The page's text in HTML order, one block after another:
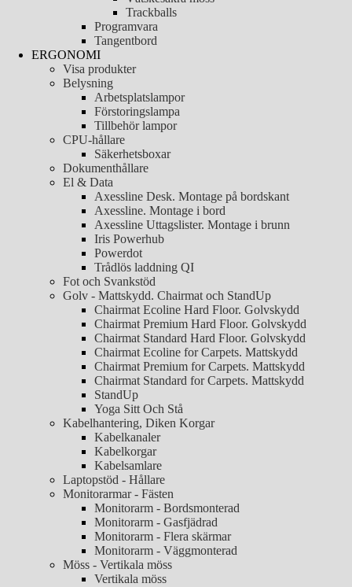
Trackballs
Programvara
Tangentbord
ERGONOMI
Visa produkter
Belysning
Arbetsplatslampor
Förstoringslampa
Tillbehör lampor
CPU-hållare
Säkerhetsboxar
Dokumenthållare
El & Data
Axessline Desk. Montage på bordskant
Axessline. Montage i bord
Axessline Uttagslister. Montage i brunn
Iris Powerhub
Powerdot
Trådlös laddning QI
Fot och Svankstöd
Golv - Mattskydd. Chairmat och StandUp
Chairmat Ecoline Hard Floor. Golvskydd
Chairmat Premium Hard Floor. Golvskydd
Chairmat Standard Hard Floor. Golvskydd
Chairmat Ecoline for Carpets. Mattskydd
Chairmat Premium for Carpets. Mattskydd
Chairmat Standard for Carpets. Mattskydd
StandUp
Yoga Sitt Och Stå
Kabelhantering, Diken Korgar
Kabelkanaler
Kabelkorgar
Kabelsamlare
Laptopstöd - Hållare
Monitorarmar - Fästen
Monitorarm - Bordsmonterad
Monitorarm - Gasfjädrad
Monitorarm - Flera skärmar
Monitorarm - Väggmonterad
Möss - Vertikala möss
Vertikala möss